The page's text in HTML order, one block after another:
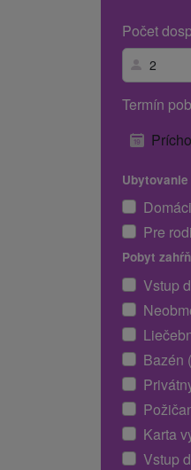
Počet
Termín
Ubytovanie
Pre
Pobyt
Vstup
Bazén
Karta
Vstup